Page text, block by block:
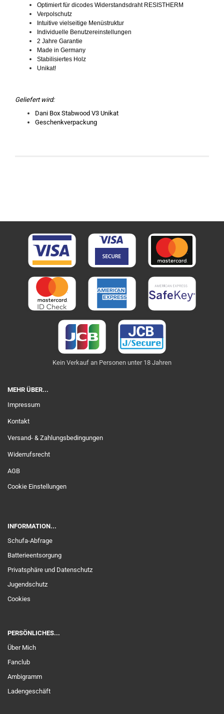
Optimiert für dicodes Widerstandsdraht RESISTHERM
Verpolschutz
Intuitive vielseitige Menüstruktur
Individuelle Benutzereinstellungen
2 Jahre Garantie
Made in Germany
Stabilisiertes Holz
Unikat!
Geliefert wird:
Dani Box Stabwood V3 Unikat
Geschenkverpackung
Kein Verkauf an Personen unter 18 Jahren
MEHR ÜBER...
Impressum
Kontakt
Versand- & Zahlungsbedingungen
Widerrufsrecht
AGB
Cookie Einstellungen
INFORMATION...
Schufa-Abfrage
Batterieentsorgung
Privatsphäre und Datenschutz
Jugendschutz
Cookies
PERSÖNLICHES...
Über Mich
Fanclub
Ambigramm
Ladengeschäft